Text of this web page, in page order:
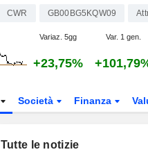
CWR GB00BG5KQW09
Variaz. 5gg Var. 1 gen.
+23,75%
Società Finanza
Tutte le notizie